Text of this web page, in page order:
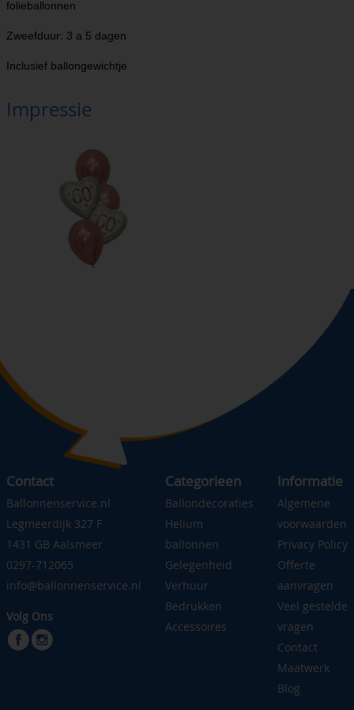
folieballonnen
Zweefduur: 3 a 5 dagen
Inclusief ballongewichtje
Impressie
Contact
Ballonnenservice.nl
Legmeerdijk 327 F
1431 GB Aalsmeer
0297-712065
info@ballonnenservice.nl
Volg Ons
Categorieen
Ballondecoraties
Helium
ballonnen
Gelegenheid
Verhuur
Bedrukken
Accessoires
Informatie
Algemene
voorwaarden
Privacy Policy
Offerte
aanvragen
Veel gestelde
vragen
Contact
Maatwerk
Blog